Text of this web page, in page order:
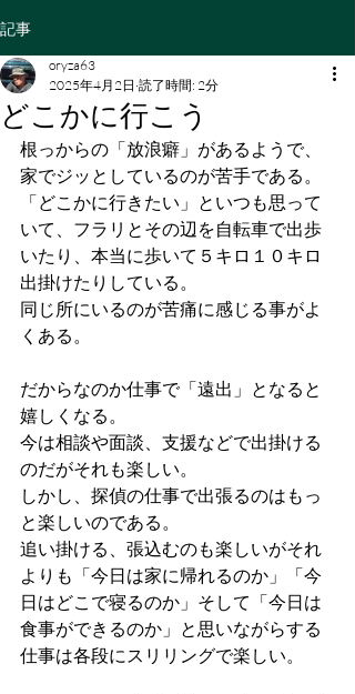
記事
どこかに行こう
oryza63
2025年4月2日 読了時間: 2分
根っからの「放浪癖」があるようで、
家でジッとしているのが苦手である。
「どこかに行きたい」といつも思って
いて、フラリとその辺を自転車で出歩
いたり、本当に歩いて５キロ１０キロ
出掛けたりしている。
同じ所にいるのが苦痛に感じる事がよ
くある。
だからなのか仕事で「遠出」となると
嬉しくなる。
今は相談や面談、支援などで出掛ける
のだがそれも楽しい。
しかし、探偵の仕事で出張るのはもっ
と楽しいのである。
追い掛ける、張込むのも楽しいがそれ
よりも「今日は家に帰れるのか」「今
日はどこで寝るのか」そして「今日は
食事ができるのか」と思いながらする
仕事は各段にスリリングで楽しい。